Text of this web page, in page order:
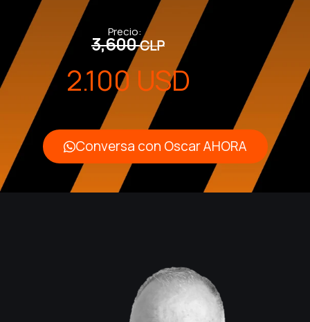
Precio:
3,600CLP
2.100 USD
Conversa con Oscar AHORA